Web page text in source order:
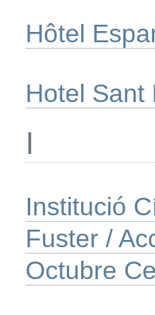
Hôtel
Hotel Sant
I
Institució
Fuster /
Octubre